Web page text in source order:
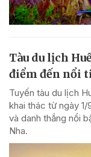
Tàu du lịch
điểm đến nổi
Tuyến tàu du lịch
khai thác từ ngày
và danh thắng nổi
Nha.